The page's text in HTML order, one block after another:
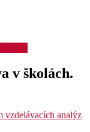
v školách.
vzdelávacích analýz